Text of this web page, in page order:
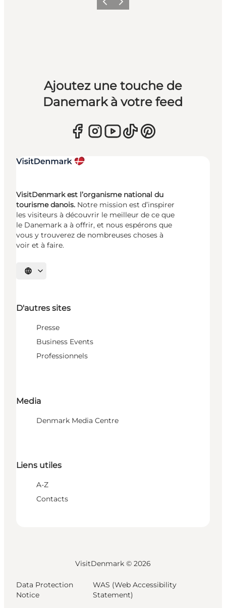
PrécédentSuivant
Ajoutez une touche de
Danemark à votre feed
VisitDenmark est l’organisme national du
tourisme danois. Notre mission est d’inspirer
les visiteurs à découvrir le meilleur de ce que
le Danemark a à offrir, et nous espérons que
vous y trouverez de nombreuses choses à
voir et à faire.
Choisissez la langue
D'autres sites
Presse
Business Events
Professionnels
Media
Denmark Media Centre
Liens utiles
A-Z
Contacts
VisitDenmark © 2026
Data Protection
Notice
WAS (Web Accessibility
Statement)